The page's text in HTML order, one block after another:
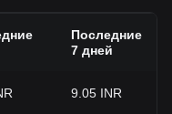
Последние
7 дней
9.05 INR